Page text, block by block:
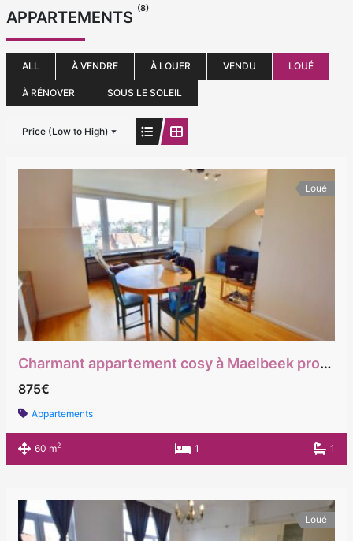
APPARTEMENTS (8)
ALL À VENDRE À LOUER VENDU LOUÉ
À RÉNOVER SOUS LE SOLEIL
Price (Low to High)
Loué
Charmant appartement cosy à Maelbeek proche du Cinquentennaire et Jourdan
875€
Appartements
60 m2 1 1
Loué